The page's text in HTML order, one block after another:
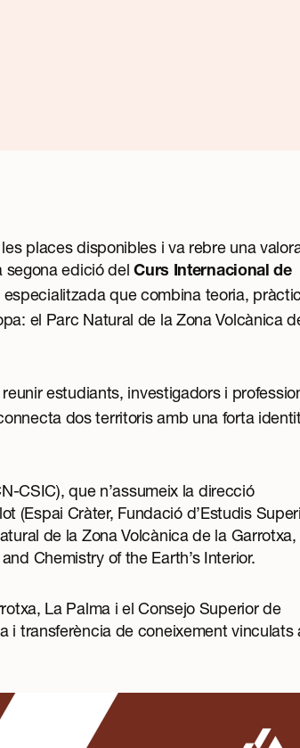
places disponibles i va rebre una
segona edició delCurs Internacional de
especialitzada que combina teoria,
el Parc Natural de la Zona Volcànica
estudiants, investigadors i
dos territoris amb una forta
CSIC), que n’assumeix la direcció
(Espai Cràter, Fundació d’Estudis
de la Zona Volcànica de la Garrotxa,
Chemistry of the Earth’s Interior.
La Palma i elConsejo Superior de
transferència de coneixement vinculats